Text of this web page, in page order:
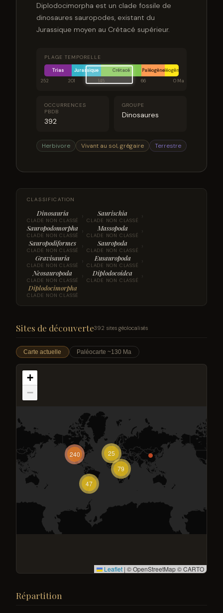
Diplodocimorpha est un clade fossile de
dinosaures sauropodes, existant du
Jurassique moyen au Crétacé supérieur.
PLAGE TEMPORELLE
Trias Jurassique Crétacé PaléogèneNéogène
252
201 145 66 0 Ma
OCCURRENCES
PBDB
392
GROUPE
Dinosaures
Herbivore Vivant au sol, grégaire Terrestre
CLASSIFICATION
Dinosauria
CLADE NON CLASSÉ › Saurischia
CLADE NON CLASSÉ ›
Sauropodomorpha
CLADE NON CLASSÉ › Massopoda
CLADE NON CLASSÉ ›
Sauropodiformes
CLADE NON CLASSÉ › Sauropoda
CLADE NON CLASSÉ ›
Gravisauria
CLADE NON CLASSÉ › Eusauropoda
CLADE NON CLASSÉ ›
Neosauropoda
CLADE NON CLASSÉ › Diplodocoidea
CLADE NON CLASSÉ ›
Diplodocimorpha
CLADE NON CLASSÉ
Sites de découverte392 sites géolocalisés
Carte actuelle Paléocarte ~130 Ma
47
79
240 25
+
−
Leaflet | © OpenStreetMap © CARTO
Répartition